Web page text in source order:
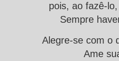
pois, ao fazê-
Sempre
Alegre-se com o
Ame